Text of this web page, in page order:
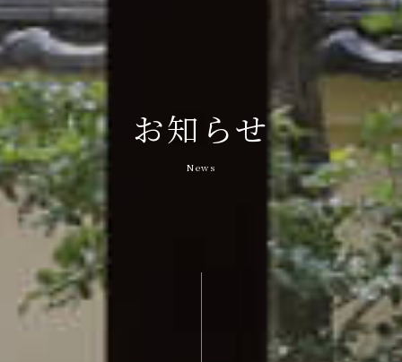
お知らせ
News